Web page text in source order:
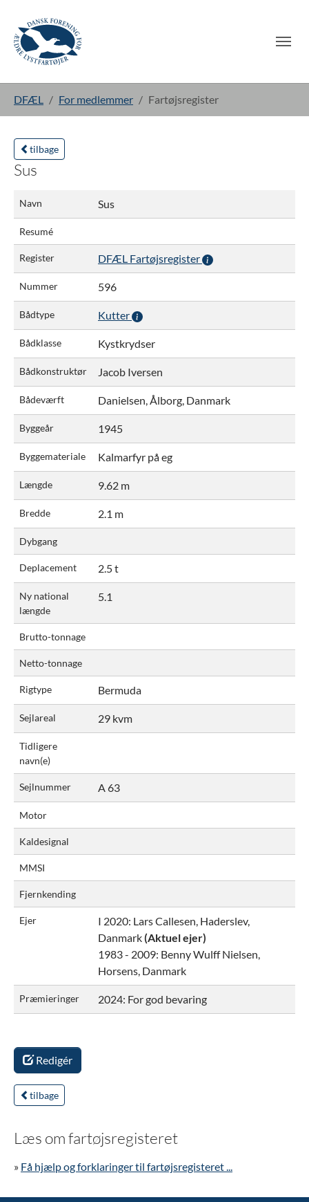
DFÆL For medlemmer Fartøjsregister
tilbage
Sus
Navn Sus
Resumé
Register DFÆL Fartøjsregister
Nummer 596
Bådtype Kutter
Bådklasse Kystkrydser
Bådkonstruktør Jacob Iversen
Bådeværft Danielsen, Ålborg, Danmark
Byggeår 1945
Byggemateriale Kalmarfyr på eg
Længde 9.62 m
Bredde 2.1 m
Dybgang
Deplacement 2.5 t
Ny national
længde
5.1
Brutto-tonnage
Netto-tonnage
Rigtype Bermuda
Sejlareal 29 kvm
Tidligere
navn(e)
Sejlnummer A 63
Motor
Kaldesignal
MMSI
Fjernkending
Ejer I 2020: Lars Callesen, Haderslev,
Danmark(Aktuel ejer)
1983 - 2009: Benny Wulff Nielsen,
Horsens, Danmark
Præmieringer 2024: For god bevaring
Redigér
tilbage
Læs om fartøjsregisteret
» Få hjælp og forklaringer til fartøjsregisteret ...